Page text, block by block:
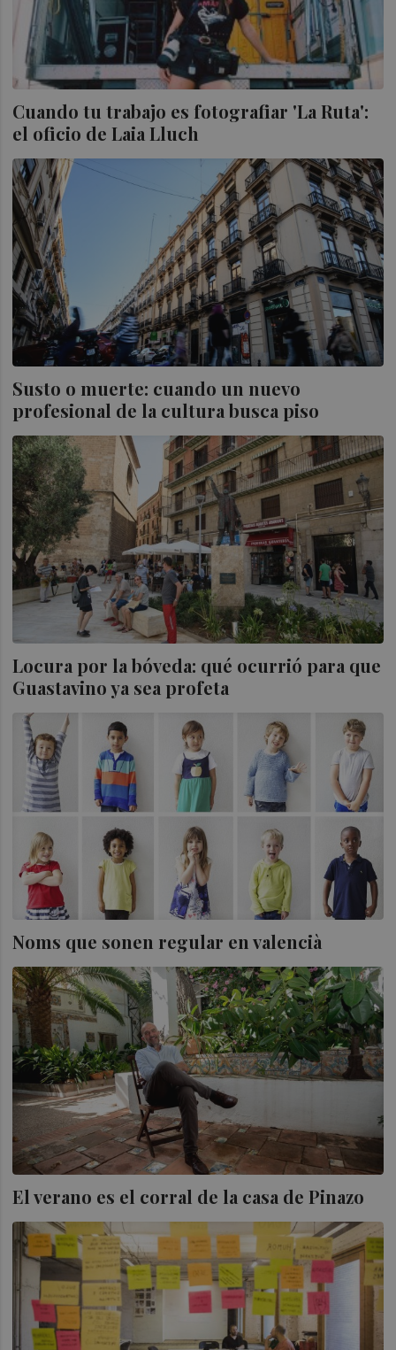
Cuando tu trabajo es fotografiar 'La Ruta':
el oficio de Laia Lluch
Susto o muerte: cuando un nuevo
profesional de la cultura busca piso
Locura por la bóveda: qué ocurrió para que
Guastavino ya sea profeta
Noms que sonen regular en valencià
El verano es el corral de la casa de Pinazo